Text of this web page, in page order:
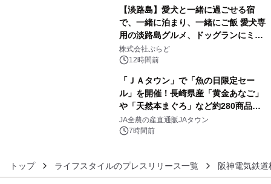
【淡路島】愛犬と一緒に過ごせる宿
で、一緒に泊まり、一緒にご飯 愛犬専
用の淡路島グルメ、ドッグランにミニ
プール グランピングとトレーラーハウ
スの2施設で
株式会社ぷらど
12時間前
「ＪＡタウン」で「魚の日限定セー
ル」を開催！長崎県産「黄金あなご」
や「天然本まぐろ」など約280商品を
販売！～毎月１０日の定例企画～
JA全農の産直通販JAタウン
7時間前
トップ ライフスタイルのプレスリリース一覧 阪神電気鉄道